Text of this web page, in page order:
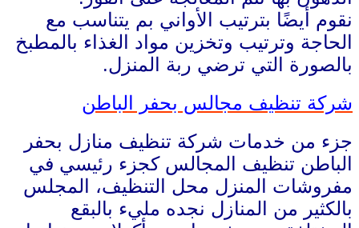
نقوم أيضًا بترتيب الأواني بم يتناسب مع
الحاجة وترتيب وتخزين مواد الغذاء بالمطبخ
بالصورة التي ترضي ربة المنزل.
شركة تنظيف مجالس بحفر الباطن
جزء من خدمات شركة تنظيف منازل بحفر
الباطن تنظيف المجالس كجزء رئيسي في
مفروشات المنزل محل التنظيف، المجلس
بالكثير من المنازل نجده مليء بالبقع